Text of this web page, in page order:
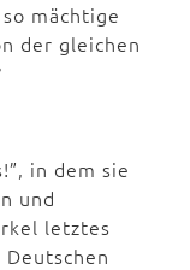
mächtige
der gleichen
in dem sie
und
letztes